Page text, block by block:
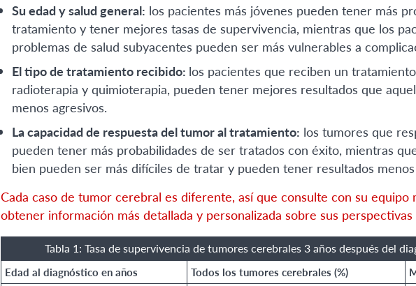
Su edad y salud general: los pacientes más jóvenes pueden tener más
tratamiento y tener mejores tasas de supervivencia, mientras que los
problemas de salud subyacentes pueden ser más vulnerables a
El tipo de tratamiento recibido: los pacientes que reciben un
radioterapia y quimioterapia, pueden tener mejores resultados que
menos agresivos.
La capacidad de respuesta del tumor al tratamiento: los tumores que
pueden tener más probabilidades de ser tratados con éxito, mientras
bien pueden ser más difíciles de tratar y pueden tener resultados
Cada caso de tumor cerebral es diferente, así que consulte con su equipo
obtener información más detallada y personalizada sobre sus
Tabla 1: Tasa de supervivencia de tumores cerebrales 3 años después del
Edad al diagnóstico en años Todos los tumores cerebrales (%)